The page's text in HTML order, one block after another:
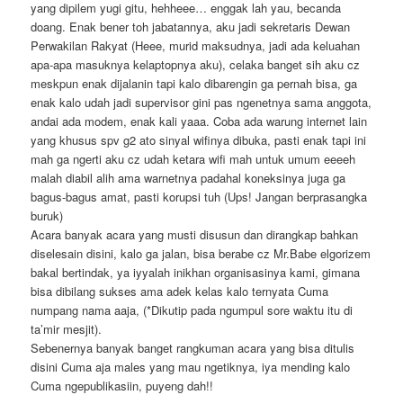
yang dipilem yugi gitu, hehheee… enggak lah yau, becanda
doang. Enak bener toh jabatannya, aku jadi sekretaris Dewan
Perwakilan Rakyat (Heee, murid maksudnya, jadi ada keluahan
apa-apa masuknya kelaptopnya aku), celaka banget sih aku cz
meskpun enak dijalanin tapi kalo dibarengin ga pernah bisa, ga
enak kalo udah jadi supervisor gini pas ngenetnya sama anggota,
andai ada modem, enak kali yaaa. Coba ada warung internet lain
yang khusus spv g2 ato sinyal wifinya dibuka, pasti enak tapi ini
mah ga ngerti aku cz udah ketara wifi mah untuk umum eeeeh
malah diabil alih ama warnetnya padahal koneksinya juga ga
bagus-bagus amat, pasti korupsi tuh (Ups! Jangan berprasangka
buruk)
Acara banyak acara yang musti disusun dan dirangkap bahkan
diselesain disini, kalo ga jalan, bisa berabe cz Mr.Babe elgorizem
bakal bertindak, ya iyyalah inikhan organisasinya kami, gimana
bisa dibilang sukses ama adek kelas kalo ternyata Cuma
numpang nama aaja, (*Dikutip pada ngumpul sore waktu itu di
ta’mir mesjit).
Sebenernya banyak banget rangkuman acara yang bisa ditulis
disini Cuma aja males yang mau ngetiknya, iya mending kalo
Cuma ngepublikasiin, puyeng dah!!